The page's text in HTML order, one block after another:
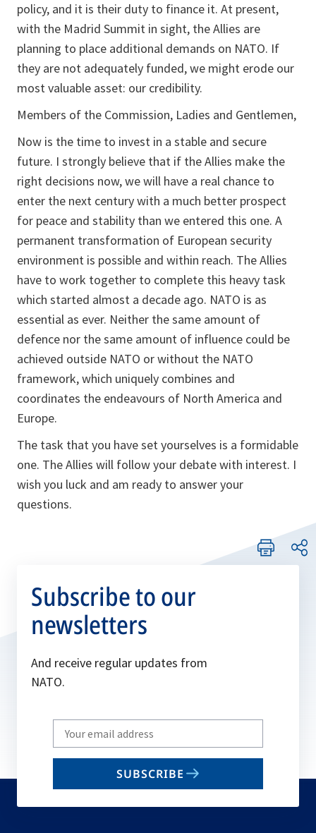
policy, and it is their duty to finance it. At present,
with the Madrid Summit in sight, the Allies are
planning to place additional demands on NATO. If
they are not adequately funded, we might erode our
most valuable asset: our credibility.
Members of the Commission, Ladies and Gentlemen,
Now is the time to invest in a stable and secure
future. I strongly believe that if the Allies make the
right decisions now, we will have a real chance to
enter the next century with a much better prospect
for peace and stability than we entered this one. A
permanent transformation of European security
environment is possible and within reach. The Allies
have to work together to complete this heavy task
which started almost a decade ago. NATO is as
essential as ever. Neither the same amount of
defence nor the same amount of influence could be
achieved outside NATO or without the NATO
framework, which uniquely combines and
coordinates the endeavours of North America and
Europe.
The task that you have set yourselves is a formidable
one. The Allies will follow your debate with interest. I
wish you luck and am ready to answer your
questions.
Subscribe to our
newsletters
And receive regular updates from
NATO.
Write
your
email
SUBSCRIBE